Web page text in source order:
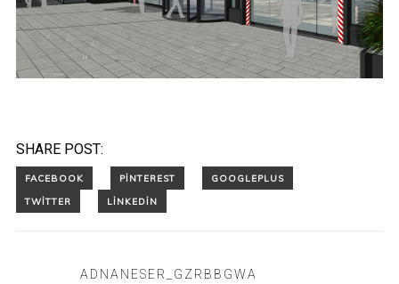
SHARE POST:
ADNANESER_GZRBBGWA